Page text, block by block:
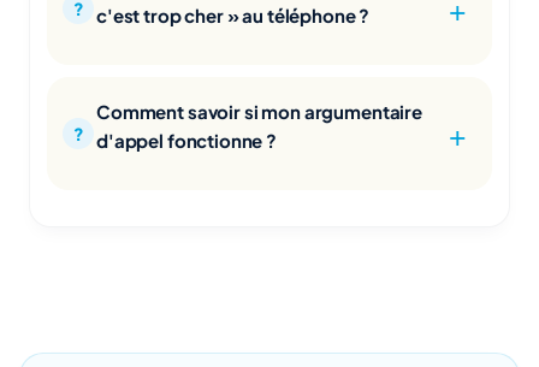
c'est trop cher » au téléphone ?
Comment savoir si mon argumentaire
d'appel fonctionne ?